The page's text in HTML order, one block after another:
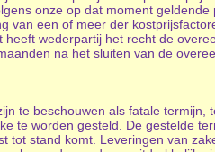
onze op dat moment
van een of meer der
wederpartij het recht de
na het sluiten van de
te beschouwen als fatale
te worden gesteld. De gestelde
tot stand komt. Leveringen van